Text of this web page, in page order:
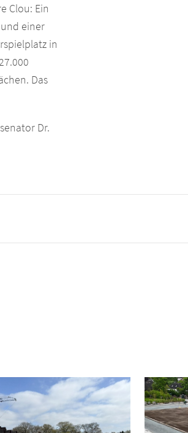
Clou: Ein
einer
in
Das
Dr.